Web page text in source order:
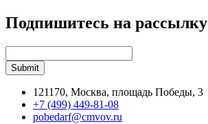
Подпишитесь на рассылку
121170, Москва, площадь Победы, 3
+7 (499) 449-81-08
pobedarf@cmvov.ru